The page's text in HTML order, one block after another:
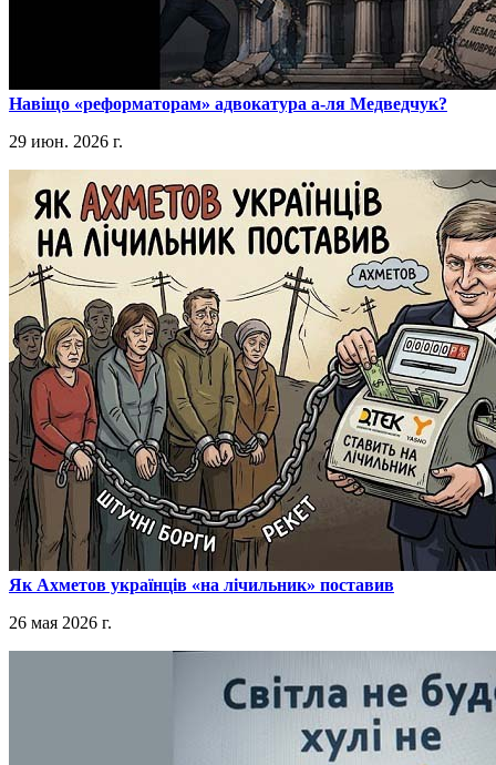
​Навіщо «реформаторам» адвокатура а-ля Медведчук?
29 июн. 2026 г.
​Як Ахметов українців «на лічильник» поставив
26 мая 2026 г.